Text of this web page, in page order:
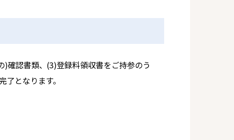
確認書類、(3)登録料領収書をご持参のう
となります。